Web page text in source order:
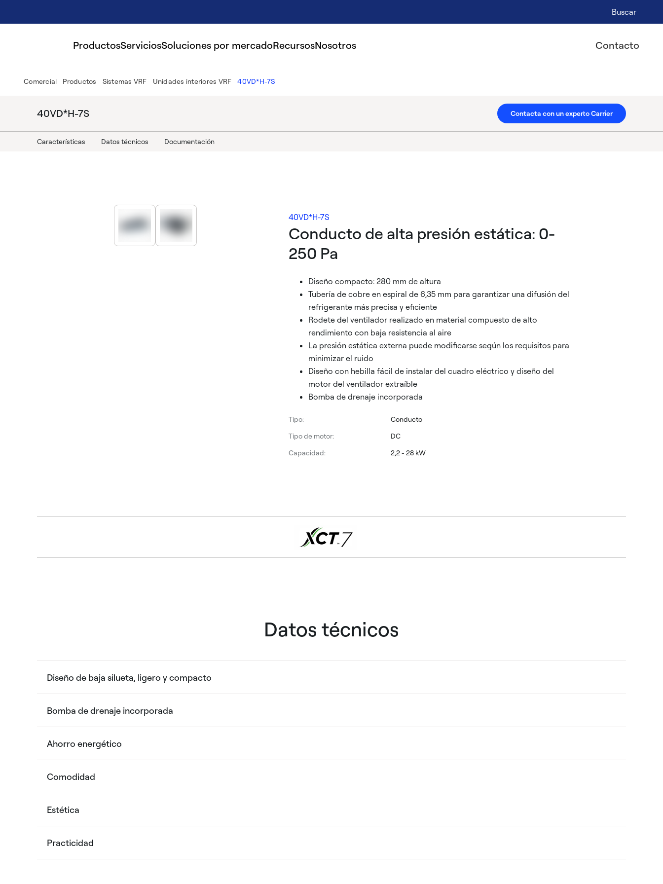
Buscar
ProductosServiciosSoluciones por mercadoRecursosNosotros Contacto
Comercial Productos Sistemas VRF Unidades interiores VRF 40VD*H-7S
40VD*H-7S Contacta con un experto Carrier
Características Datos técnicos Documentación
40VD*H-7S
Conducto de alta presión estática: 0-
250 Pa
Diseño compacto: 280 mm de altura
Tubería de cobre en espiral de 6,35 mm para garantizar una difusión del
refrigerante más precisa y eficiente
Rodete del ventilador realizado en material compuesto de alto
rendimiento con baja resistencia al aire
La presión estática externa puede modificarse según los requisitos para
minimizar el ruido
Diseño con hebilla fácil de instalar del cuadro eléctrico y diseño del
motor del ventilador extraíble
Bomba de drenaje incorporada
Tipo:
Conducto
Tipo de motor:
DC
Capacidad:
2,2 - 28 kW
Datos técnicos
Diseño de baja silueta, ligero y compacto
Bomba de drenaje incorporada
Ahorro energético
Comodidad
Estética
Practicidad